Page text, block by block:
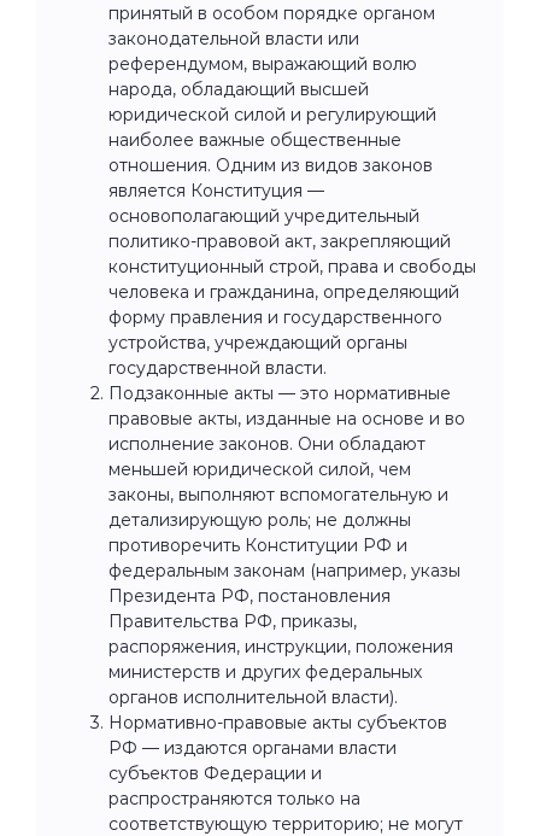
принятый в особом порядке органом
законодательной власти или
референдумом, выражающий волю
народа, обладающий высшей
юридической силой и регулирующий
наиболее важные общественные
отношения. Одним из видов законов
является Конституция —
основополагающий учредительный
политико-правовой акт, закрепляющий
конституционный строй, права и свободы
человека и гражданина, определяющий
форму правления и государственного
устройства, учреждающий органы
государственной власти.
Подзаконные акты — это нормативные
правовые акты, изданные на основе и во
исполнение законов. Они обладают
меньшей юридической силой, чем
законы, выполняют вспомогательную и
детализирующую роль; не должны
противоречить Конституции РФ и
федеральным законам (например, указы
Президента РФ, постановления
Правительства РФ, приказы,
распоряжения, инструкции, положения
министерств и других федеральных
органов исполнительной власти).
Нормативно-правовые акты субъектов
РФ — издаются органами власти
субъектов Федерации и
распространяются только на
соответствующую территорию; не могут